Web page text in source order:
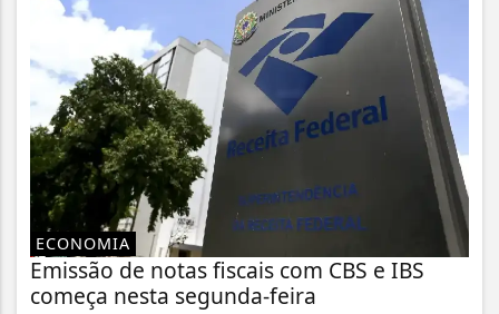
ECONOMIA
Emissão de notas fiscais com CBS e IBS
começa nesta segunda-feira